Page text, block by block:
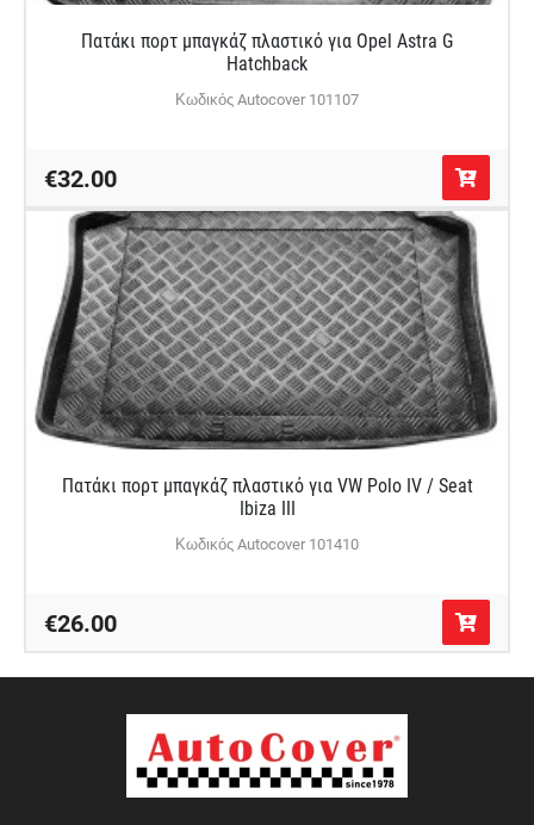
Πατάκι πορτ μπαγκάζ πλαστικό για Opel Astra G
Hatchback
Κωδικός Autocover 101107
€32.00
Πατάκι πορτ μπαγκάζ πλαστικό για VW Polo IV / Seat
Ibiza III
Κωδικός Autocover 101410
€26.00